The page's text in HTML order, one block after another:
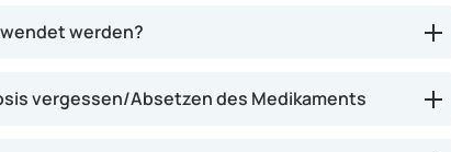
können Juckreiz und Rötungen abnehmen und die
nicht ausreichend ansprechen. Das Präparat wirkt
werden?
vergessen/Absetzen des Medikaments